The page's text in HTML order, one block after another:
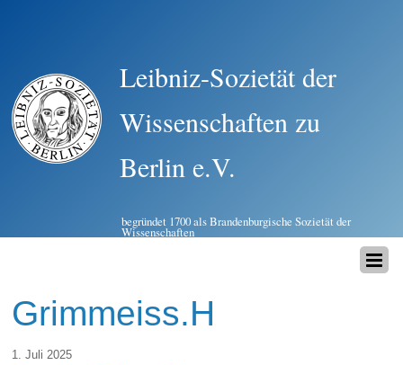
Leibniz-Sozietät der
Wissenschaften zu
Berlin e.V.
begründet 1700 als Brandenburgische Sozietät der
Wissenschaften
Grimmeiss.H
1. Juli 2025